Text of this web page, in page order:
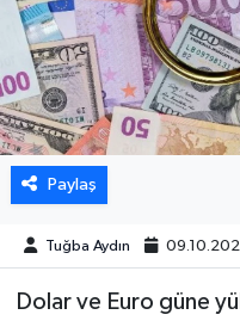
Paylaş
Tuğba Aydın
Dolar ve Euro güne
EKOLOJİ VE
BİLİM VE
GENEL
GÜNDEM
HABERDE İNSAN
KÜLTÜR SANAT